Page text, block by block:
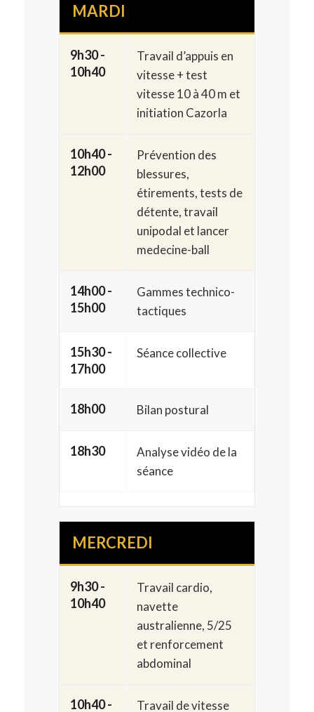
MARDI
9h30 -
10h40
Travail d’appuis en
vitesse + test
vitesse 10 à 40 m et
initiation Cazorla
10h40 -
12h00
Prévention des
blessures,
étirements, tests de
détente, travail
unipodal et lancer
medecine-ball
14h00 -
15h00
Gammes technico-
tactiques
15h30 -
17h00
Séance collective
18h00 Bilan postural
18h30
Analyse vidéo de la
séance
MERCREDI
9h30 -
10h40
Travail cardio,
navette
australienne, 5/25
et renforcement
abdominal
10h40 - Travail de vitesse